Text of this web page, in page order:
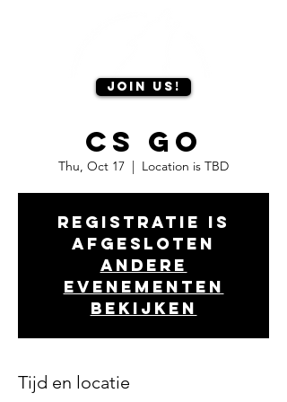
Join us!
CS GO
Thu, Oct 17
  |
Location is TBD
Registratie is
afgesloten
Andere
evenementen
bekijken
Tijd en locatie